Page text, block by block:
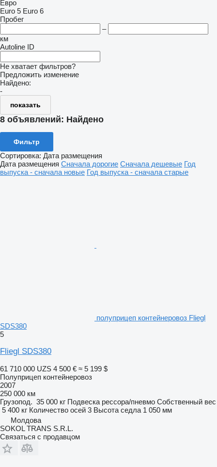
Евро
Euro 5 Euro 6
Пробег
–
км
Autoline ID
Не хватает фильтров?
Предложить изменение
Найдено:
-
показать
8 объявлений: Найдено
Фильтр
Сортировка: Дата размещения
Дата размещения Сначала дорогие Сначала дешевые Год
выпуска - сначала новые Год выпуска - сначала старые
полуприцеп контейнеровоз Fliegl
SDS380
5
Fliegl SDS380
61 710 000 UZS 4 500 € ≈ 5 199 $
Полуприцеп контейнеровоз
2007
250 000 км
Грузопод. 35 000 кг Подвеска рессора/пневмо Собственный вес
5 400 кг Количество осей 3 Высота седла 1 050 мм
Молдова
SOKOL TRANS S.R.L.
Связаться с продавцом